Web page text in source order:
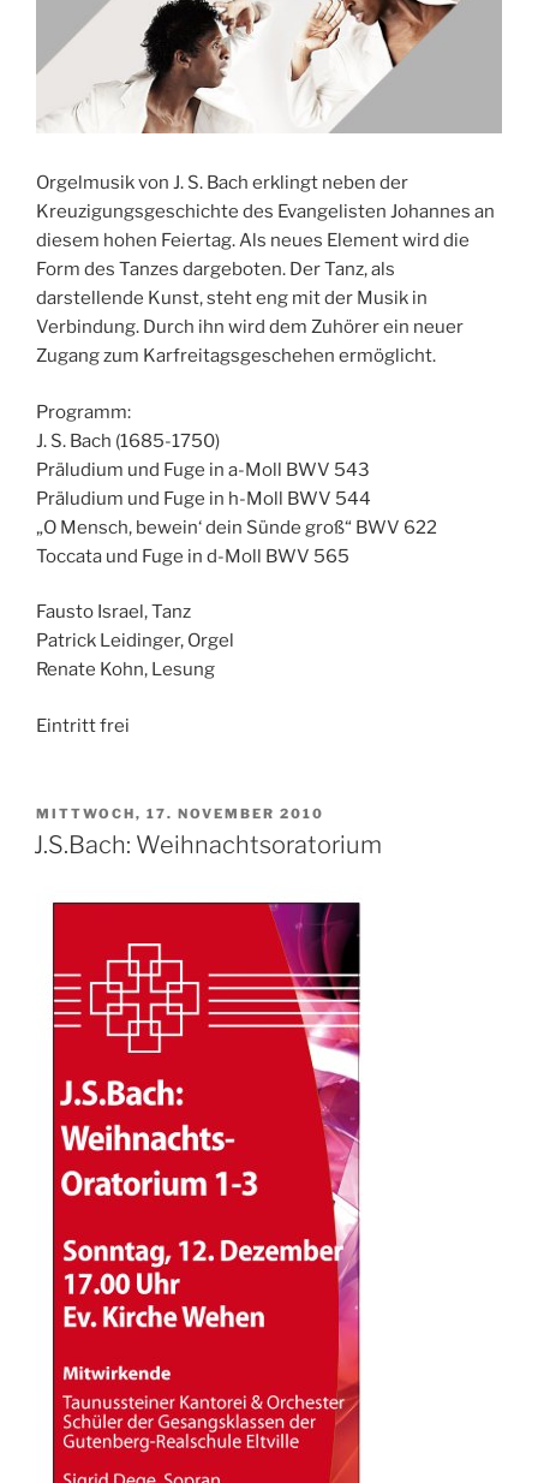
Orgelmusik von J. S. Bach erklingt neben der
Kreuzigungsgeschichte des Evangelisten Johannes an
diesem hohen Feiertag. Als neues Element wird die
Form des Tanzes dargeboten. Der Tanz, als
darstellende Kunst, steht eng mit der Musik in
Verbindung. Durch ihn wird dem Zuhörer ein neuer
Zugang zum Karfreitagsgeschehen ermöglicht.
Programm:
J. S. Bach (1685-1750)
Präludium und Fuge in a-Moll BWV 543
Präludium und Fuge in h-Moll BWV 544
„O Mensch, bewein‘ dein Sünde groß“ BWV 622
Toccata und Fuge in d-Moll BWV 565
Fausto Israel, Tanz
Patrick Leidinger, Orgel
Renate Kohn, Lesung
Eintritt frei
VERÖFFENTLICHT
AM
MITTWOCH, 17. NOVEMBER 2010
J.S.Bach: Weihnachtsoratorium